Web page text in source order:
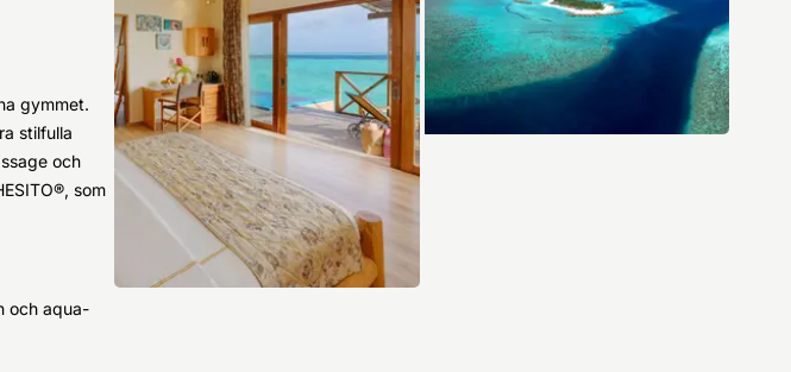
gymmet.
stilfulla
och
som
och aqua-